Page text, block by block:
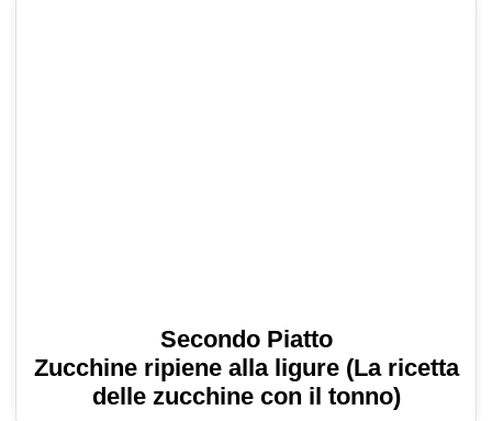
Secondo Piatto
Zucchine ripiene alla ligure (La ricetta
delle zucchine con il tonno)